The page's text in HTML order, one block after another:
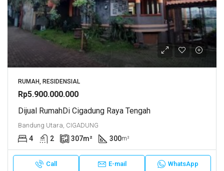
RUMAH, RESIDENSIAL
Rp5.900.000.000
Dijual RumahDi Cigadung Raya Tengah
Bandung Utara, CIGADUNG
4 2 307m² 300m²
Call E-mail WhatsApp